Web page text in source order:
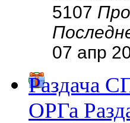
5107
07 апр
Раздача
ОРГа